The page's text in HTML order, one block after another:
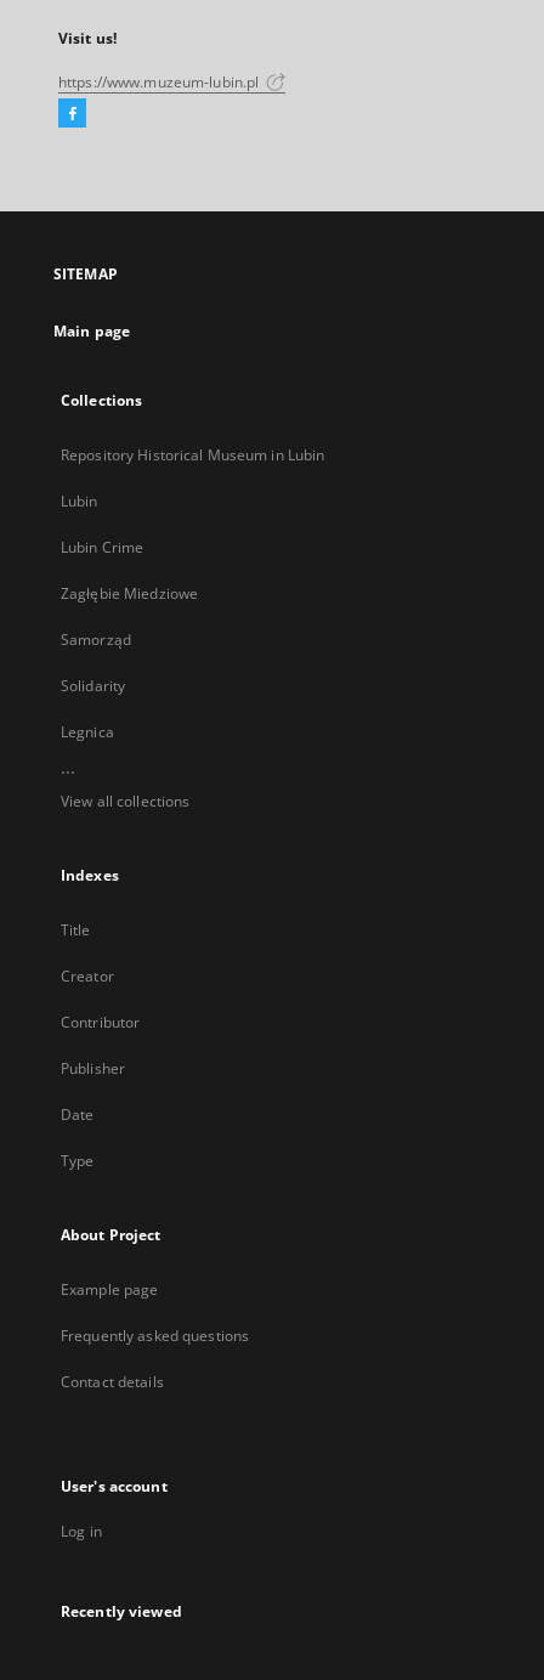
Visit us!
https://www.muzeum-lubin.pl
Facebook
open
new
SITEMAP
Main page
Collections
Repository Historical Museum in Lubin
Lubin
Lubin Crime
Zagłębie Miedziowe
Samorząd
Solidarity
Legnica
...
View all collections
Indexes
Title
Creator
Contributor
Publisher
Date
Type
About Project
Example page
Frequently asked questions
Contact details
User's account
Log in
Recently viewed